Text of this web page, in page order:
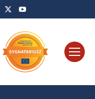
Linkedin
Twitter